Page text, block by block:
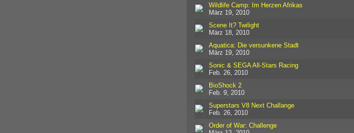
Wildlife Camp: Im Herzen Afrikas
März 19, 2010
Scene It? Twilight
März 18, 2010
Aquatica: Die versunkene Stadt
März 19, 2010
Sonic & SEGA All-Stars Racing
Feb. 26, 2010
BioShock 2
Feb. 9, 2010
Superstars V8 Next Challange
Feb. 26, 2010
Order of War: Challenge